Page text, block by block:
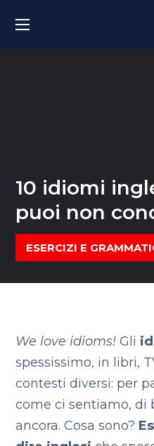
10 idiomi
puoi non
ESERCIZI E
We love idioms! Gli
spessissimo, in libri,
contesti diversi: per
come ci sentiamo, di
ancora. Cosa sono?